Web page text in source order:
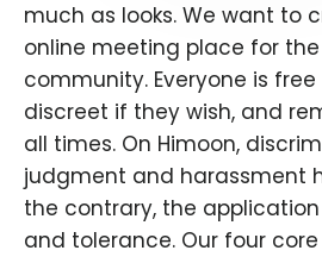
much as looks. We want to
online meeting place for the
community. Everyone is
discreet if they wish, and
all times. On Himoon,
judgment and harassment
the contrary, the
and tolerance. Our four